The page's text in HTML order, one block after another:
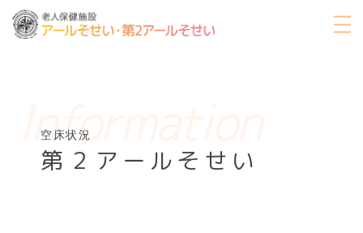
information
空床状況
第２アールそせい